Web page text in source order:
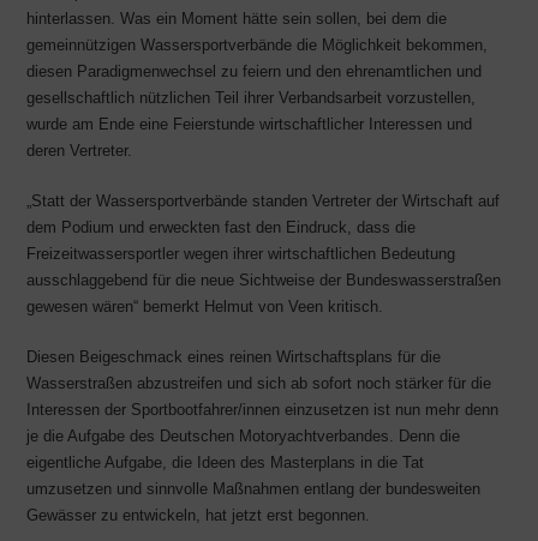
hinterlassen. Was ein Moment hätte sein sollen, bei dem die
gemeinnützigen Wassersportverbände die Möglichkeit bekommen,
diesen Paradigmenwechsel zu feiern und den ehrenamtlichen und
gesellschaftlich nützlichen Teil ihrer Verbandsarbeit vorzustellen,
wurde am Ende eine Feierstunde wirtschaftlicher Interessen und
deren Vertreter.
„Statt der Wassersportverbände standen Vertreter der Wirtschaft auf
dem Podium und erweckten fast den Eindruck, dass die
Freizeitwassersportler wegen ihrer wirtschaftlichen Bedeutung
ausschlaggebend für die neue Sichtweise der Bundeswasserstraßen
gewesen wären“ bemerkt Helmut von Veen kritisch.
Diesen Beigeschmack eines reinen Wirtschaftsplans für die
Wasserstraßen abzustreifen und sich ab sofort noch stärker für die
Interessen der Sportbootfahrer/innen einzusetzen ist nun mehr denn
je die Aufgabe des Deutschen Motoryachtverbandes. Denn die
eigentliche Aufgabe, die Ideen des Masterplans in die Tat
umzusetzen und sinnvolle Maßnahmen entlang der bundesweiten
Gewässer zu entwickeln, hat jetzt erst begonnen.